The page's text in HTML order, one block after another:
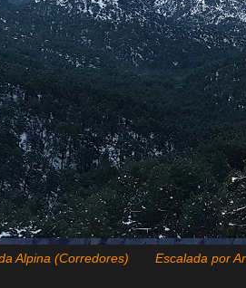
Alpina (Corredores) Escalada por